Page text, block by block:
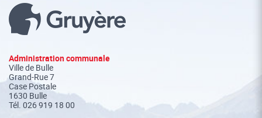
Administration communale
Ville de Bulle
Grand-Rue 7
Case Postale
1630 Bulle
Tél. 026 919 18 00